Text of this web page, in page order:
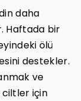
daha
Haftada bir
ölü
destekler.
ve
ciltler için